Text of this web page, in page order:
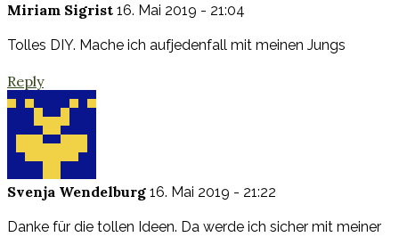
Miriam Sigrist 16. Mai 2019 - 21:04
Tolles DIY. Mache ich aufjedenfall mit meinen Jungs
Reply
Svenja Wendelburg 16. Mai 2019 - 21:22
Danke für die tollen Ideen. Da werde ich sicher mit meiner